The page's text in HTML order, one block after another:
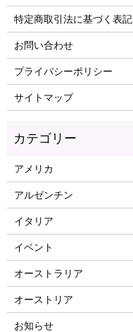
特定商取引法に基づく表記
お問い合わせ
プライバシーポリシー
サイトマップ
アメリカ
アルゼンチン
イタリア
イベント
オーストラリア
オーストリア
お知らせ